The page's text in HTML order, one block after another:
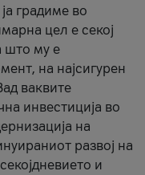
градиме во
цел е секој
што му е
на најсигурен
ваквите
инвестиција во
на
развој на
и